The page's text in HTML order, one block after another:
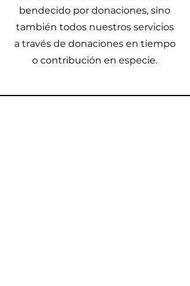
bendecido por donaciones, sino
también todos nuestros servicios
a través de donaciones en tiempo
o contribución en especie.